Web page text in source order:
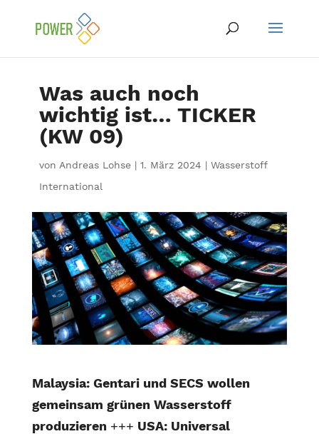
Was auch noch
wichtig ist… TICKER
(KW 09)
von Andreas Lohse| 1. März 2024 | Wasserstoff
International
Malaysia: Gentari und SECS wollen
gemeinsam grünen Wasserstoff
produzieren +++ USA: Universal